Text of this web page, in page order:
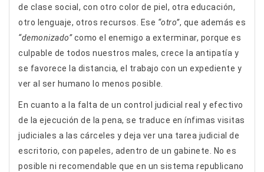
de clase social, con otro color de piel, otra educación,
otro lenguaje, otros recursos. Ese “otro”, que además es
“demonizado”como el enemigo a exterminar, porque es
culpable de todos nuestros males, crece la antipatía y
se favorece la distancia, el trabajo con un expediente y
ver al ser humano lo menos posible.
En cuanto a la falta de un control judicial real y efectivo
de la ejecución de la pena, se traduce en ínfimas visitas
judiciales a las cárceles y deja ver una tarea judicial de
escritorio, con papeles, adentro de un gabinete. No es
posible ni recomendable que en un sistema republicano